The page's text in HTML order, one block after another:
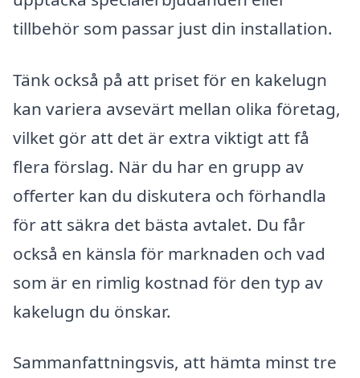
tillbehör som passar just din installation.
Tänk också på att priset för en kakelugn
kan variera avsevärt mellan olika företag,
vilket gör att det är extra viktigt att få
flera förslag. När du har en grupp av
offerter kan du diskutera och förhandla
för att säkra det bästa avtalet. Du får
också en känsla för marknaden och vad
som är en rimlig kostnad för den typ av
kakelugn du önskar.
Sammanfattningsvis, att hämta minst tre